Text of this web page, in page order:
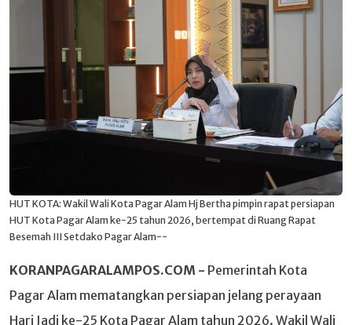
HUT KOTA: Wakil Wali Kota Pagar Alam Hj Bertha pimpin rapat persiapan
HUT Kota Pagar Alam ke-25 tahun 2026, bertempat di Ruang Rapat
Besemah III Setdako Pagar Alam--
KORANPAGARALAMPOS.COM - Pemerintah Kota
Pagar Alam mematangkan persiapan jelang perayaan
Hari Jadi ke-25 Kota Pagar Alam tahun 2026. Wakil Wali